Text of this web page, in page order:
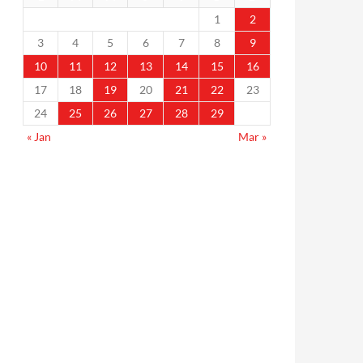
1
2
3
4 5 6 7 8
9
10
11 12 13 14 15
16
17
18 19 20 21 22
23
24
25 26 27 28
29
« Jan
Mar »